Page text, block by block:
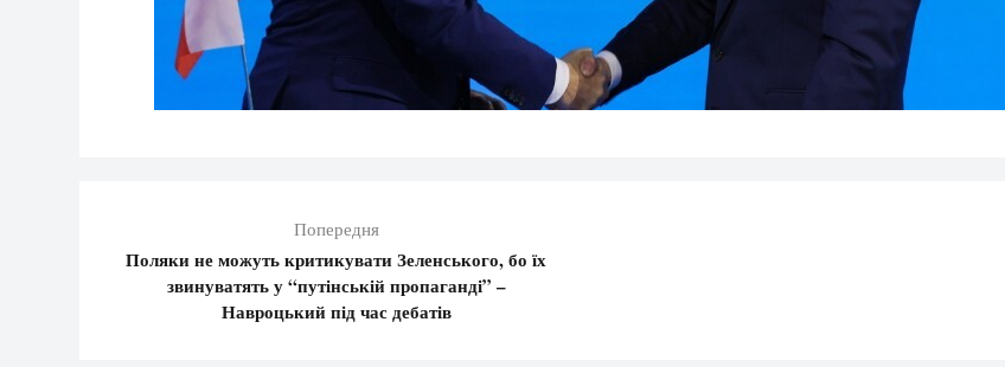
Попередня
Поляки не можуть критикувати Зеленського, бо їх
звинуватять у “путінській пропаганді” –
Навроцький під час дебатів